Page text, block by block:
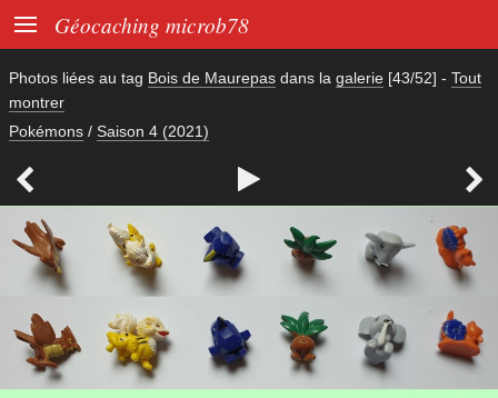
 Géocaching microb78
Photos liées au tag Bois de Maurepas dans la galerie [43/52] - Tout
montrer
Pokémons / Saison 4 (2021)
  